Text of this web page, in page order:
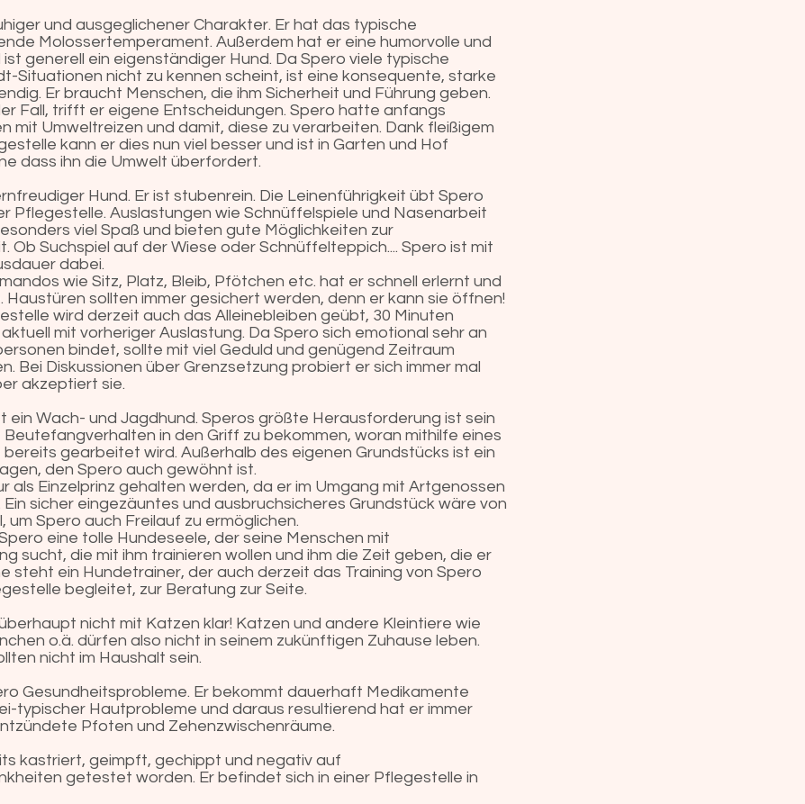
und ausgeglichener Charakter. Er hat das typische
Molossertemperament. Außerdem hat er eine humorvolle und
generell ein eigenständiger Hund. Da Spero viele typische
Situationen nicht zu kennen scheint, ist eine konsequente, starke
Er braucht Menschen, die ihm Sicherheit und Führung geben.
Fall, trifft er eigene Entscheidungen. Spero hatte anfangs
mit Umweltreizen und damit, diese zu verarbeiten. Dank fleißigem
kann er dies nun viel besser und ist in Garten und Hof
dass ihn die Umwelt überfordert.
Hund. Er ist stubenrein. Die Leinenführigkeit übt Spero
Pflegestelle. Auslastungen wie Schnüffelspiele und Nasenarbeit
viel Spaß und bieten gute Möglichkeiten zur
Ob Suchspiel auf der Wiese oder Schnüffelteppich.... Spero ist mit
dabei.
wie Sitz, Platz, Bleib, Pfötchen etc. hat er schnell erlernt und
Haustüren sollten immer gesichert werden, denn er kann sie öffnen!
wird derzeit auch das Alleinebleiben geübt, 30 Minuten
mit vorheriger Auslastung. Da Spero sich emotional sehr an
bindet, sollte mit viel Geduld und genügend Zeitraum
Bei Diskussionen über Grenzsetzung probiert er sich immer mal
akzeptiert sie.
ein Wach- und Jagdhund. Speros größte Herausforderung ist sein
in den Griff zu bekommen, woran mithilfe eines
gearbeitet wird. Außerhalb des eigenen Grundstücks ist ein
den Spero auch gewöhnt ist.
als Einzelprinz gehalten werden, da er im Umgang mit Artgenossen
Ein sicher eingezäuntes und ausbruchsicheres Grundstück wäre von
um Spero auch Freilauf zu ermöglichen.
eine tolle Hundeseele, der seine Menschen mit
sucht, die mit ihm trainieren wollen und ihm die Zeit geben, die er
steht ein Hundetrainer, der auch derzeit das Training von Spero
begleitet, zur Beratung zur Seite.
nicht mit Katzen klar! Katzen und andere Kleintiere wie
o.ä. dürfen also nicht in seinem zukünftigen Zuhause leben.
nicht im Haushalt sein.
Gesundheitsprobleme. Er bekommt dauerhaft Medikamente
typischer Hautprobleme und daraus resultierend hat er immer
Pfoten und Zehenzwischenräume.
kastriert, geimpft, gechippt und negativ auf
getestet worden. Er befindet sich in einer Pflegestelle in